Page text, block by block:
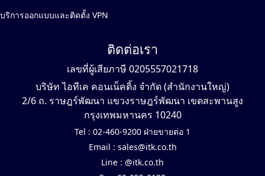
บริการออกแบบและติดตั้ง VPN
ติดต่อเรา
เลขที่ผู้เสียภาษี 0205557021718
บริษัท ไอทีเค คอนเน็คติ้ง จำกัด (สำนักงานใหญ่)
2/6 ถ. ราษฎร์พัฒนา แขวงราษฎร์พัฒนา เขตสะพานสูง
กรุงเทพมหานคร 10240
Tel : 02-460-9200 ฝ่ายขายต่อ 1
Email : sales@itk.co.th
Line : @itk.co.th